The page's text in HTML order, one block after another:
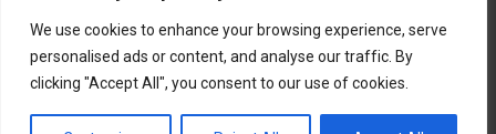
We use cookies to enhance your browsing experience, serve
personalised ads or content, and analyse our traffic. By
clicking "Accept All", you consent to our use of cookies.
Gerçek Hayat © 2015. Her hakkı sakldır.